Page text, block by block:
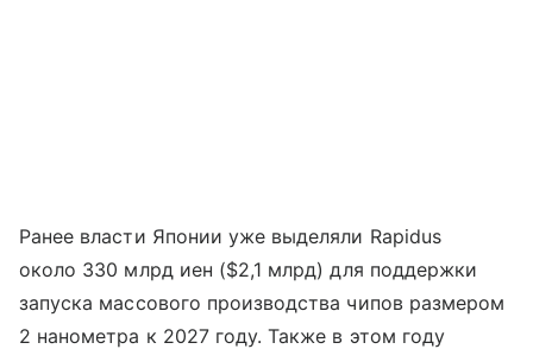
Ранее власти Японии уже выделяли Rapidus
около 330 млрд иен ($2,1 млрд) для поддержки
запуска массового производства чипов размером
2 нанометра к 2027 году. Также в этом году